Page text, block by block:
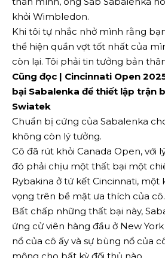
khỏi Wimbledon.
Khi tôi tự nhắc nhở mình rằng
thể hiện quần vợt tốt nhất của
còn lại. Tôi phải tin tưởng bản
Cũng đọc | Cincinnati Open
bại Sabalenka để thiết lập trận
Swiatek
Chuẩn bị cứng của Sabalenka
không còn lý tưởng.
Cô đã rút khỏi Canada Open, với
đó phải chịu một thất bại một
Rybakina ở tứ kết Cincinnati, một
vọng trên bề mặt ưa thích của cô.
Bất chấp những thất bại này,
ứng cử viên hàng đầu ở New
nổ của cô ấy và sự bùng nổ của